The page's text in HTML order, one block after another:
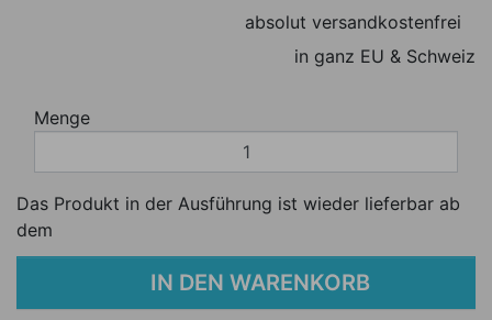
absolut versandkostenfrei
in ganz EU & Schweiz
Menge
Das Produkt in der Ausführung ist wieder lieferbar ab
dem
IN DEN WARENKORB